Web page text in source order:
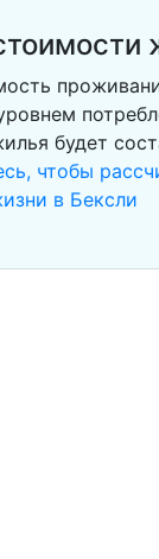
будет
чтобы
в Бексли